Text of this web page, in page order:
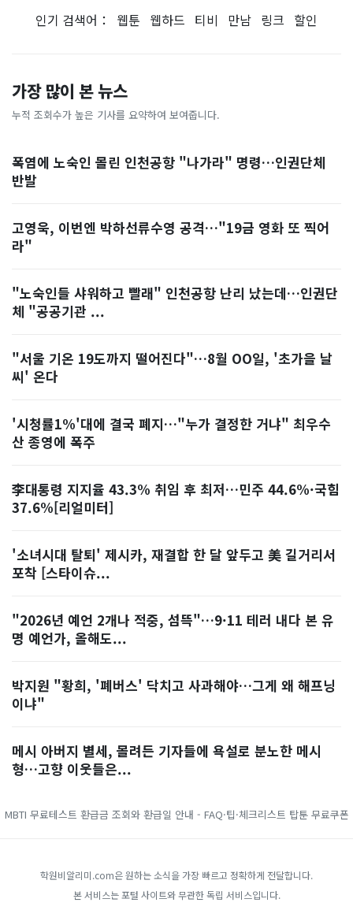
인기 검색어： 웹툰 웹하드 티비 만남 링크 할인
가장 많이 본 뉴스
누적 조회수가 높은 기사를 요약하여 보여줍니다.
폭염에 노숙인 몰린 인천공항 "나가라" 명령…인권단체
반발
고영욱, 이번엔 박하선류수영 공격…"19금 영화 또 찍어
라"
"노숙인들 샤워하고 빨래" 인천공항 난리 났는데…인권단
체 "공공기관 ...
"서울 기온 19도까지 떨어진다"…8월 OO일, '초가을 날
씨' 온다
'시청률1%'대에 결국 폐지…"누가 결정한 거냐" 최우수
산 종영에 폭주
李대통령 지지율 43.3% 취임 후 최저…민주 44.6%·국힘
37.6%[리얼미터]
'소녀시대 탈퇴' 제시카, 재결합 한 달 앞두고 美 길거리서
포착 [스타이슈...
"2026년 예언 2개나 적중, 섬뜩"…9·11 테러 내다 본 유
명 예언가, 올해도...
박지원 "황희, '폐버스' 닥치고 사과해야…그게 왜 해프닝
이냐"
메시 아버지 별세, 몰려든 기자들에 욕설로 분노한 메시
형…고향 이웃들은...
MBTI 무료테스트 환급금 조회와 환급일 안내 - FAQ·팁·체크리스트 탑툰 무료쿠폰
학원비알리미.com은 원하는 소식을 가장 빠르고 정확하게 전달합니다.
본 서비스는 포털 사이트와 무관한 독립 서비스입니다.